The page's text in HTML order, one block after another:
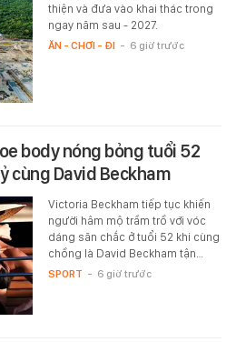
thiện và đưa vào khai thác trong
ngay năm sau - 2027.
ĂN - CHƠI - ĐI - 6 giờ trước
body nóng bỏng tuổi 52
cùng David Beckham
Victoria Beckham tiếp tục khiến
người hâm mộ trầm trồ với vóc
dáng săn chắc ở tuổi 52 khi cùng
chồng là David Beckham tận…
SPORT - 6 giờ trước